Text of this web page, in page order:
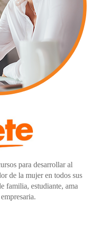
para desarrollar al
de la mujer en todos sus
familia, estudiante, ama